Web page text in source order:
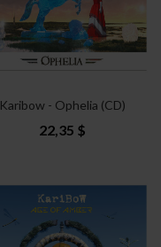
Karibow - Ophelia (CD)
22,35 $